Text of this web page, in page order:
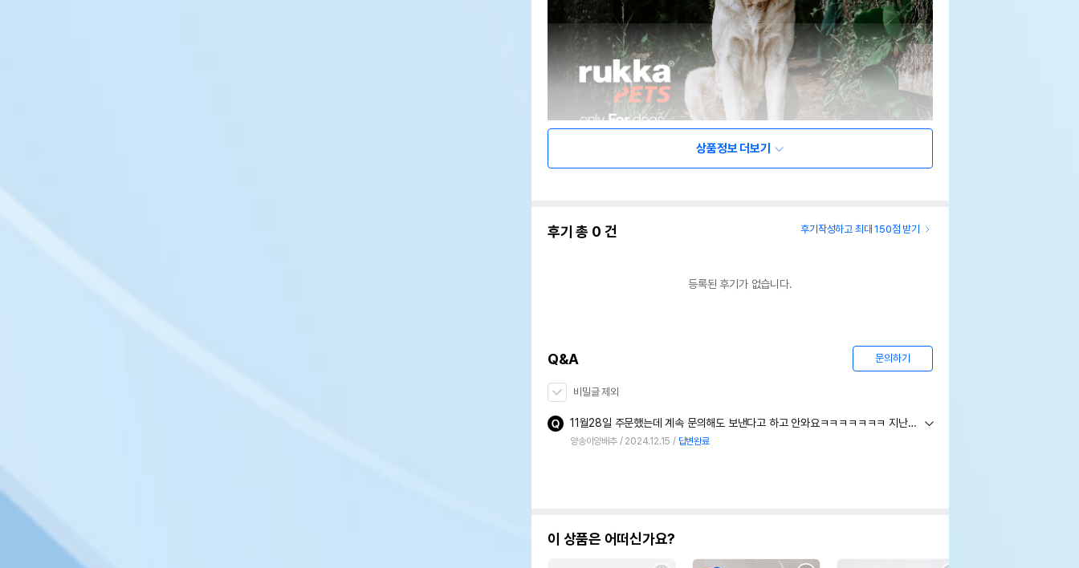
상품정보 더보기
후기 총 0 건 후기작성하고 최대 150점 받기
등록된 후기가 없습니다.
Q&A 문의하기
비밀글 제외
11월28일 주문했는데 계속 문의해도 보낸다고 하고 안와요ㅋㅋㅋㅋㅋㅋㅋ 지난주금요일에 송장번호알려준다더니 송장번호 안뜨는데요? 4번문의하고5번째문의에요!!
양송이양배추 2024.12.15 답변완료
이 상품은 어떠신가요?